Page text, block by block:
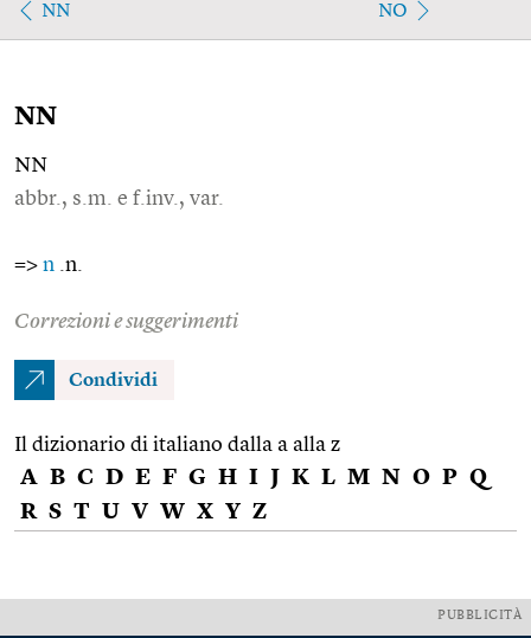
NN NO
NN
NN
abbr., s.m. e f.inv., var.
=> n .n.
Correzioni e suggerimenti
Condividi
Il dizionario di italiano dalla a alla z
A B C D E F G H I J K L M N O P Q
R S T U V W X Y Z
PUBBLICITÀ